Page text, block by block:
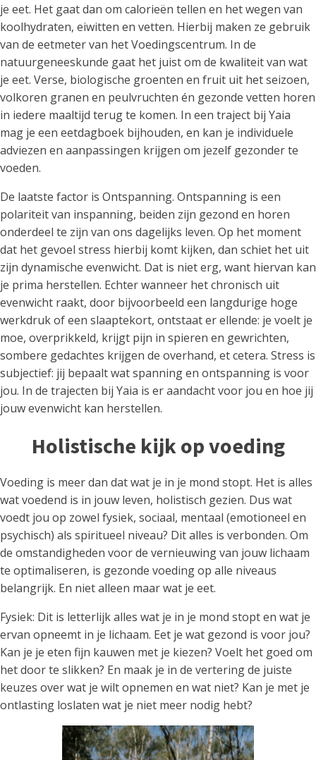
je eet. Het gaat dan om calorieën tellen en het wegen van
koolhydraten, eiwitten en vetten. Hierbij maken ze gebruik
van de eetmeter van het Voedingscentrum. In de
natuurgeneeskunde gaat het juist om de kwaliteit van wat
je eet. Verse, biologische groenten en fruit uit het seizoen,
volkoren granen en peulvruchten én gezonde vetten horen
in iedere maaltijd terug te komen. In een traject bij Yaia
mag je een eetdagboek bijhouden, en kan je individuele
adviezen en aanpassingen krijgen om jezelf gezonder te
voeden.
De laatste factor is Ontspanning. Ontspanning is een
polariteit van inspanning, beiden zijn gezond en horen
onderdeel te zijn van ons dagelijks leven. Op het moment
dat het gevoel stress hierbij komt kijken, dan schiet het uit
zijn dynamische evenwicht. Dat is niet erg, want hiervan kan
je prima herstellen. Echter wanneer het chronisch uit
evenwicht raakt, door bijvoorbeeld een langdurige hoge
werkdruk of een slaaptekort, ontstaat er ellende: je voelt je
moe, overprikkeld, krijgt pijn in spieren en gewrichten,
sombere gedachtes krijgen de overhand, et cetera. Stress is
subjectief: jij bepaalt wat spanning en ontspanning is voor
jou. In de trajecten bij Yaia is er aandacht voor jou en hoe jij
jouw evenwicht kan herstellen.
Holistische kijk op voeding
Voeding is meer dan dat wat je in je mond stopt. Het is alles
wat voedend is in jouw leven, holistisch gezien. Dus wat
voedt jou op zowel fysiek, sociaal, mentaal (emotioneel en
psychisch) als spiritueel niveau? Dit alles is verbonden. Om
de omstandigheden voor de vernieuwing van jouw lichaam
te optimaliseren, is gezonde voeding op alle niveaus
belangrijk. En niet alleen maar wat je eet.
Fysiek: Dit is letterlijk alles wat je in je mond stopt en wat je
ervan opneemt in je lichaam. Eet je wat gezond is voor jou?
Kan je je eten fijn kauwen met je kiezen? Voelt het goed om
het door te slikken? En maak je in de vertering de juiste
keuzes over wat je wilt opnemen en wat niet? Kan je met je
ontlasting loslaten wat je niet meer nodig hebt?